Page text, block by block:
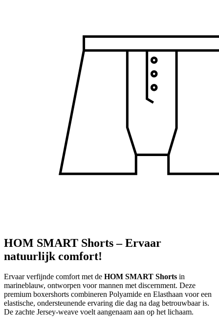
HOM SMART Shorts – Ervaar
natuurlijk comfort!
Ervaar verfijnde comfort met de HOM SMART Shorts in
marineblauw, ontworpen voor mannen met discernment. Deze
premium boxershorts combineren Polyamide en Elasthaan voor een
elastische, ondersteunende ervaring die dag na dag betrouwbaar is.
De zachte Jersey-weave voelt aangenaam aan op het lichaam.